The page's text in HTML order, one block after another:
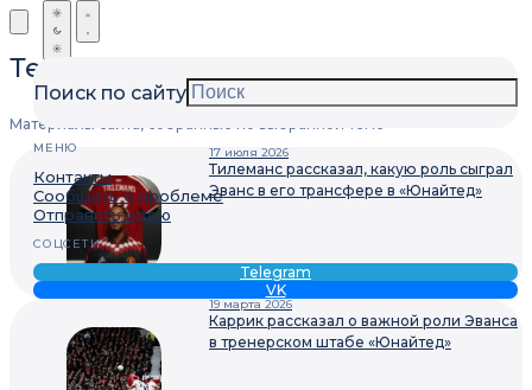
Поиск по сайту
МЕНЮ
Контакты
Сообщить о проблеме
Отправить идею
СОЦСЕТИ
Telegram
VK
Теги
Материалы сайта, собранные по выбранной теме
17 июля 2026
Тилеманс рассказал, какую роль сыграл
Эванс в его трансфере в «Юнайтед»
19 марта 2026
Каррик рассказал о важной роли Эванса
в тренерском штабе «Юнайтед»